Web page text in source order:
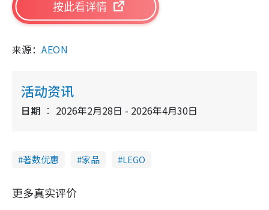
按此看详情
来源：AEON
活动资讯
日期 2026年2月28日 - 2026年4月30日
著数优惠 家品 LEGO
更多真实评价